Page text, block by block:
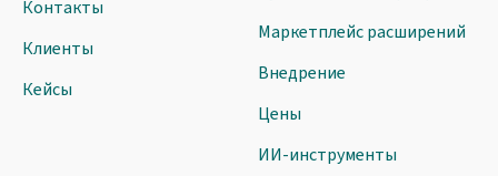
Контакты
Клиенты
Кейсы
Маркетплейс расширений
Внедрение
Цены
ИИ-инструменты